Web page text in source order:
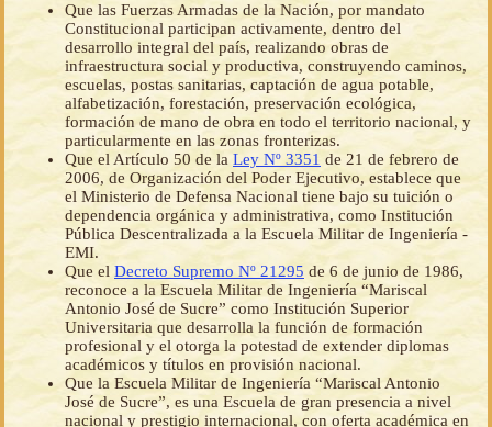
Que las Fuerzas Armadas de la Nación, por mandato
Constitucional participan activamente, dentro del
desarrollo integral del país, realizando obras de
infraestructura social y productiva, construyendo caminos,
escuelas, postas sanitarias, captación de agua potable,
alfabetización, forestación, preservación ecológica,
formación de mano de obra en todo el territorio nacional, y
particularmente en las zonas fronterizas.
Que el Artículo 50 de la Ley Nº 3351 de 21 de febrero de
2006, de Organización del Poder Ejecutivo, establece que
el Ministerio de Defensa Nacional tiene bajo su tuición o
dependencia orgánica y administrativa, como Institución
Pública Descentralizada a la Escuela Militar de Ingeniería -
EMI.
Que el Decreto Supremo Nº 21295 de 6 de junio de 1986,
reconoce a la Escuela Militar de Ingeniería “Mariscal
Antonio José de Sucre” como Institución Superior
Universitaria que desarrolla la función de formación
profesional y el otorga la potestad de extender diplomas
académicos y títulos en provisión nacional.
Que la Escuela Militar de Ingeniería “Mariscal Antonio
José de Sucre”, es una Escuela de gran presencia a nivel
nacional y prestigio internacional, con oferta académica en